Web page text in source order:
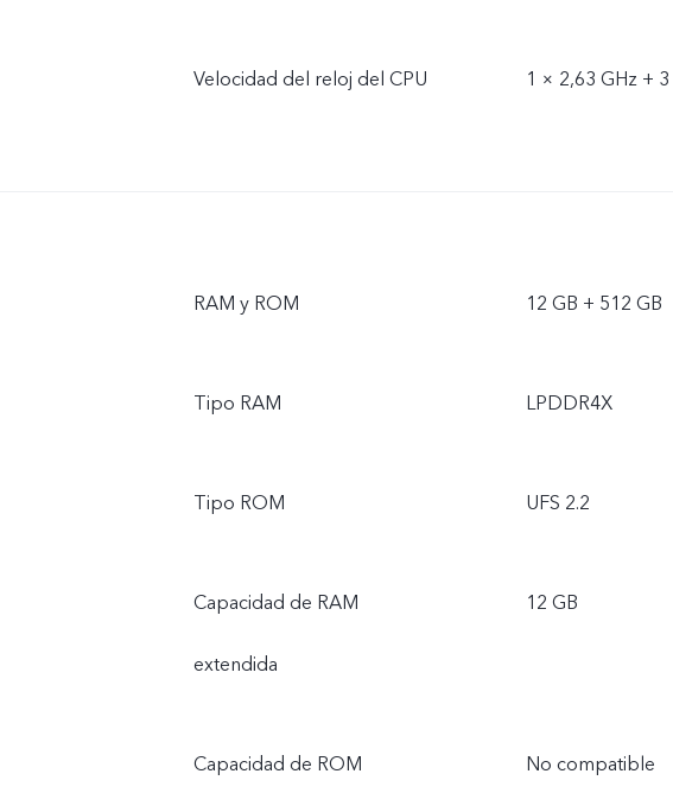
Velocidad del reloj del CPU 1 × 2,63 GHz +
RAM y ROM 12 GB + 512 GB
Tipo RAM LPDDR4X
Tipo ROM UFS 2.2
Capacidad de RAM
extendida
12 GB
Capacidad de ROM No compatible